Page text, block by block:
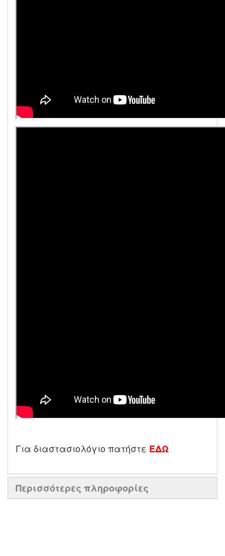
Για διαστασιολόγιο πατήστε ΕΔΩ
Περισσότερες πληροφορίες